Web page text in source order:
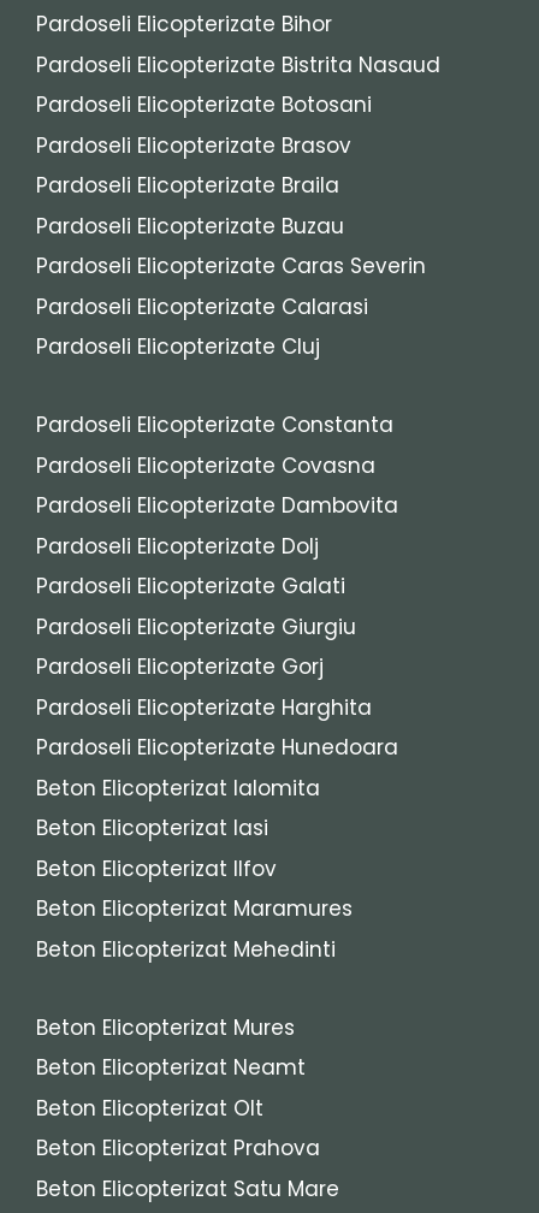
Pardoseli Elicopterizate Bihor
Pardoseli Elicopterizate Bistrita Nasaud
Pardoseli Elicopterizate Botosani
Pardoseli Elicopterizate Brasov
Pardoseli Elicopterizate Braila
Pardoseli Elicopterizate Buzau
Pardoseli Elicopterizate Caras Severin
Pardoseli Elicopterizate Calarasi
Pardoseli Elicopterizate Cluj
Pardoseli Elicopterizate Constanta
Pardoseli Elicopterizate Covasna
Pardoseli Elicopterizate Dambovita
Pardoseli Elicopterizate Dolj
Pardoseli Elicopterizate Galati
Pardoseli Elicopterizate Giurgiu
Pardoseli Elicopterizate Gorj
Pardoseli Elicopterizate Harghita
Pardoseli Elicopterizate Hunedoara
Beton Elicopterizat Ialomita
Beton Elicopterizat Iasi
Beton Elicopterizat Ilfov
Beton Elicopterizat Maramures
Beton Elicopterizat Mehedinti
Beton Elicopterizat Mures
Beton Elicopterizat Neamt
Beton Elicopterizat Olt
Beton Elicopterizat Prahova
Beton Elicopterizat Satu Mare